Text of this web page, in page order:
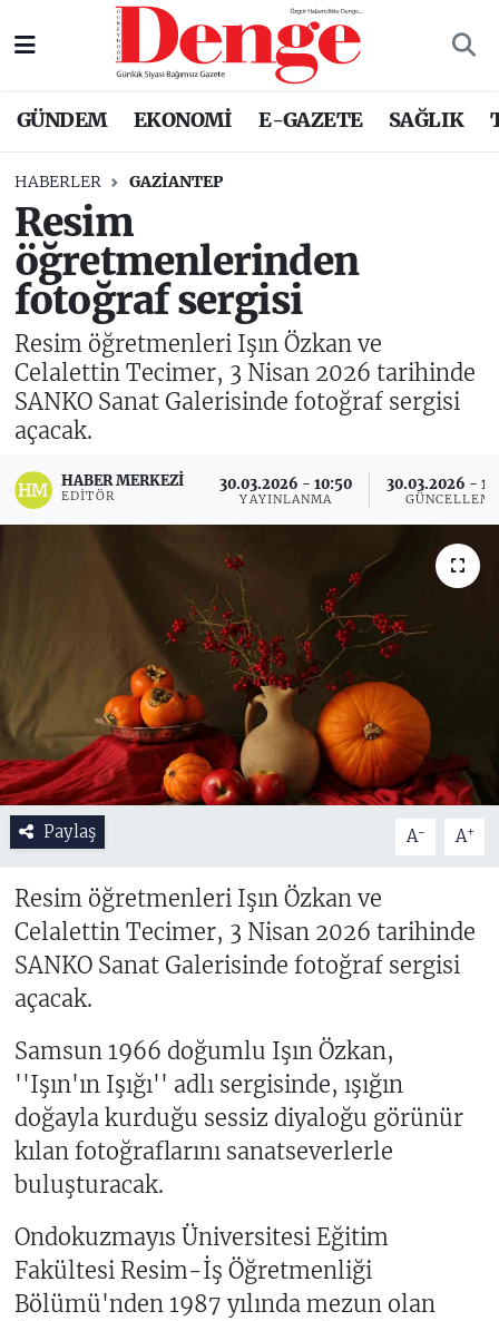
GÜNDEM EKONOMİ E-GAZETE SAĞLIK
HABERLER GAZIANTEP
Resim
öğretmenlerinden
fotoğraf sergisi
Resim öğretmenleri Işın Özkan ve
Celalettin Tecimer, 3 Nisan 2026 tarihinde
SANKO Sanat Galerisinde fotoğraf sergisi
açacak.
HABER MERKEZI
EDITÖR
30.03.2026 - 10:50
YAYINLANMA
30.03.2026 -
Paylaş A- A+
Resim öğretmenleri Işın Özkan ve
Celalettin Tecimer, 3 Nisan 2026 tarihinde
SANKO Sanat Galerisinde fotoğraf sergisi
açacak.
Samsun 1966 doğumlu Işın Özkan,
''Işın'ın Işığı'' adlı sergisinde, ışığın
doğayla kurduğu sessiz diyaloğu görünür
kılan fotoğraflarını sanatseverlerle
buluşturacak.
Ondokuzmayıs Üniversitesi Eğitim
Fakültesi Resim-İş Öğretmenliği
Bölümü'nden 1987 yılında mezun olan
Nöbetçi Eczaneler
Trafik Durumu
Süper Lig Puan Durumu ve Fikstür
Tüm Manşetler
Son Dakika Haberleri
Haber Arşivi